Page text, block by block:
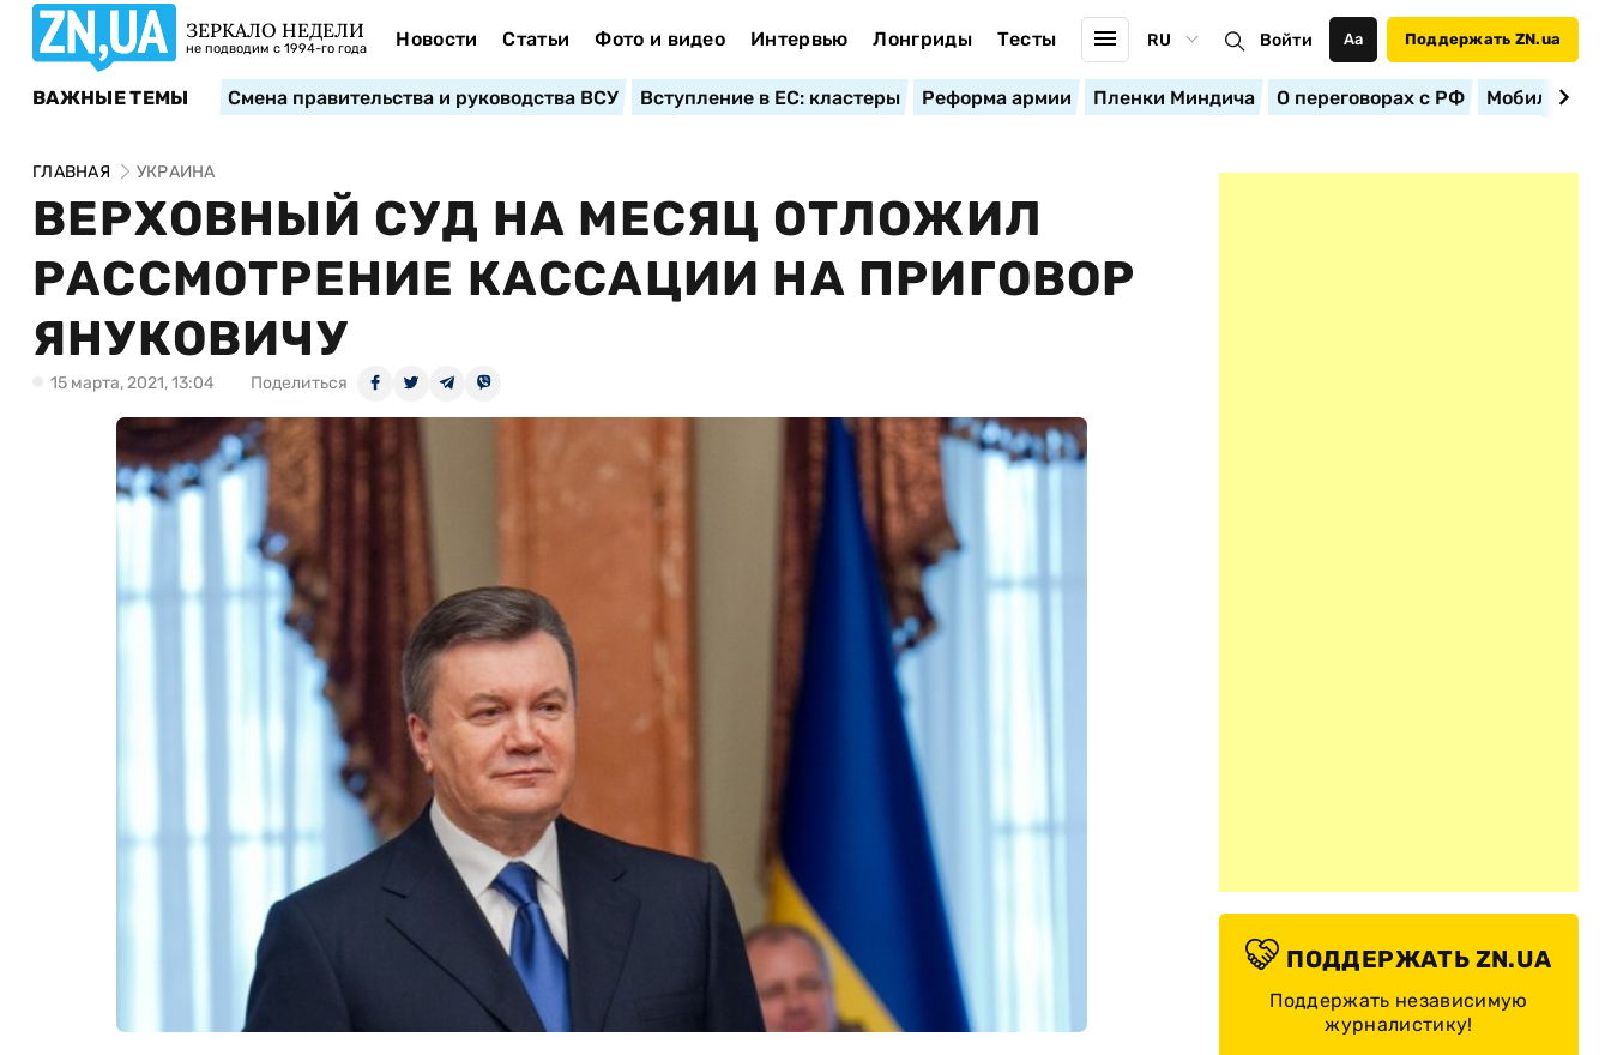
ЗЕРКАЛО НЕДЕЛИ
не подводим с 1994-го года Новости Статьи Фото и видео Интервью Лонгриды Тесты RU Войти Аа Поддержать ZN.ua
ВАЖНЫЕ ТЕМЫ Смена правительства и руководства ВСУ Вступление в ЕС: кластеры Реформа армии Пленки Миндича О переговорах с РФ
ГЛАВНАЯ УКРАИНА
ВЕРХОВНЫЙ СУД НА МЕСЯЦ ОТЛОЖИЛ
РАССМОТРЕНИЕ КАССАЦИИ НА ПРИГОВОР
ЯНУКОВИЧУ
15 марта, 2021, 13:04 Поделиться
ПОДДЕРЖАТЬ ZN.UA
Поддержать независимую
журналистику!